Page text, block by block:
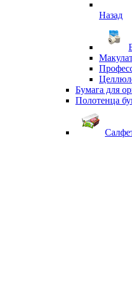
Назад
Бумага для
Полотенца